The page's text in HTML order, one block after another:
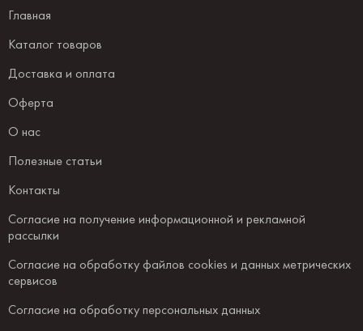
Главная
Каталог товаров
Доставка и оплата
Оферта
О нас
Полезные статьи
Контакты
Согласие на получение информационной и рекламной
рассылки
Согласие на обработку файлов cookies и данных метрических
сервисов
Согласие на обработку персональных данных